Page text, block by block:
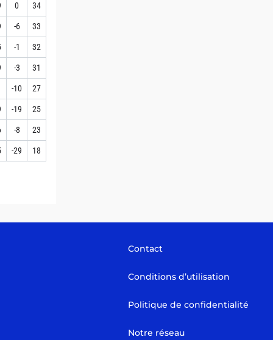
0 34
-6 33
-1 32
-3 31
-10 27
-19 25
-8 23
-29 18
Contact
Conditions d’utilisation
Politique de confidentialité
Notre réseau